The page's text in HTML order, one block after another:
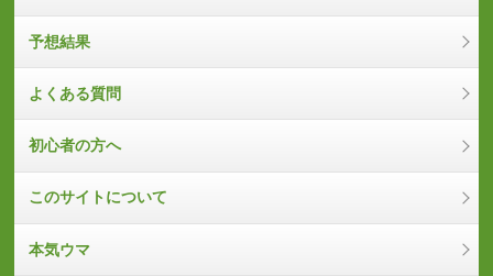
予想結果
よくある質問
初心者の方へ
このサイトについて
本気ウマ